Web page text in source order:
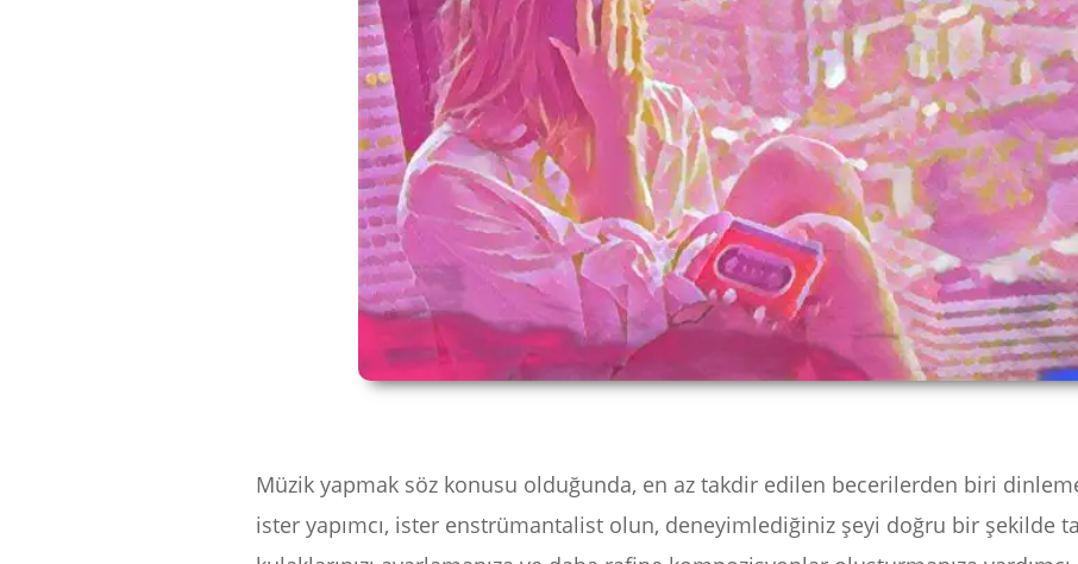
Müzik yapmak söz konusu olduğunda, en az takdir edilen becerilerden biri
ister yapımcı, ister enstrümantalist olun, deneyimlediğiniz şeyi doğru bir şekilde